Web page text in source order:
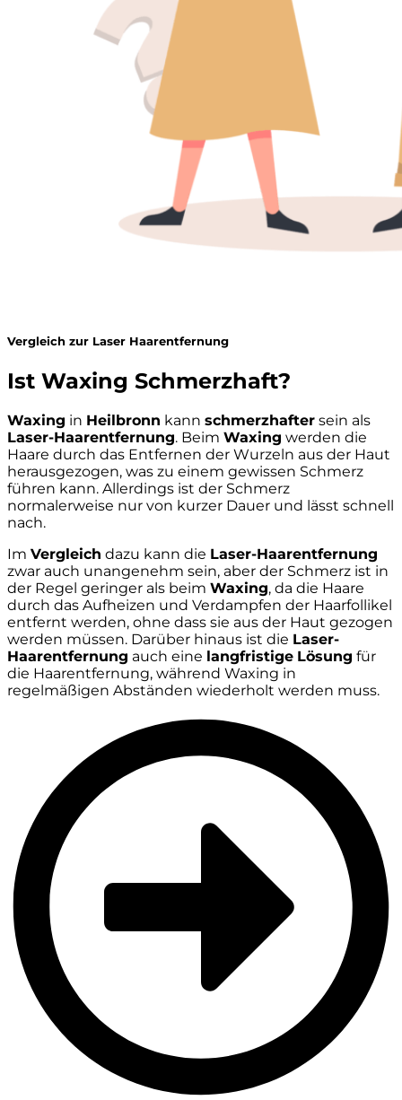
Vergleich zur Laser Haarentfernung
Ist Waxing Schmerzhaft?
Waxing in Heilbronn kann schmerzhafter sein als
Laser-Haarentfernung. Beim Waxing werden die
Haare durch das Entfernen der Wurzeln aus der Haut
herausgezogen, was zu einem gewissen Schmerz
führen kann. Allerdings ist der Schmerz
normalerweise nur von kurzer Dauer und lässt schnell
nach.
Im Vergleich dazu kann die Laser-Haarentfernung
zwar auch unangenehm sein, aber der Schmerz ist in
der Regel geringer als beim Waxing, da die Haare
durch das Aufheizen und Verdampfen der Haarfollikel
entfernt werden, ohne dass sie aus der Haut gezogen
werden müssen. Darüber hinaus ist die Laser-
Haarentfernung auch eine langfristige Lösung für
die Haarentfernung, während Waxing in
regelmäßigen Abständen wiederholt werden muss.